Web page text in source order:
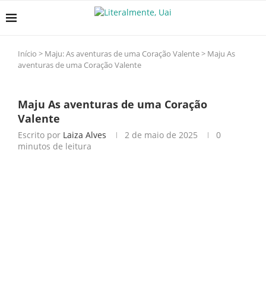
Início > Maju: As aventuras de uma Coração Valente> Maju As
aventuras de uma Coração Valente
Maju As aventuras de uma Coração
Valente
Escrito por Laiza Alves 2 de maio de 2025
0
minutos de leitura